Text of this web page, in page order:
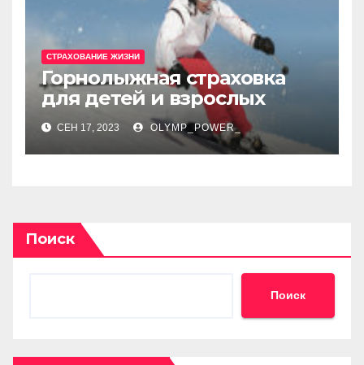
СТРАХОВАНИЕ ЖИЗНИ
Горнолыжная страховка
для детей и взрослых
СЕН 17, 2023 OLYMP_POWER_
Поиск
Поиск